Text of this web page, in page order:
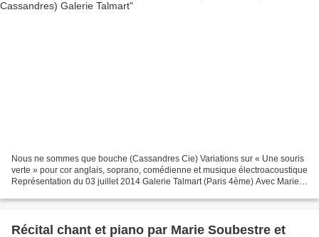
Nous ne sommes que bouche (Cassandres Cie) Variations sur « Une souris
verte » pour cor anglais, soprano, comédienne et musique électroacoustique
Représentation du 03 juillet 2014 Galerie Talmart (Paris 4ème) Avec Marie
Récital chant et piano par Marie Soubestre et